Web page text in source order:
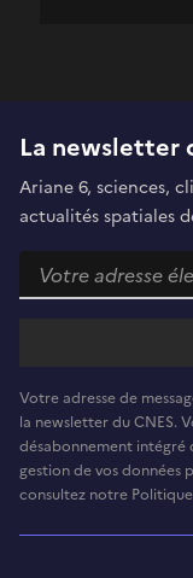
La newsletter
Ariane 6, sciences,
actualités spatiales
Votre adresse de
la newsletter du CNES.
désabonnement intégré
gestion de vos données
consultez notre